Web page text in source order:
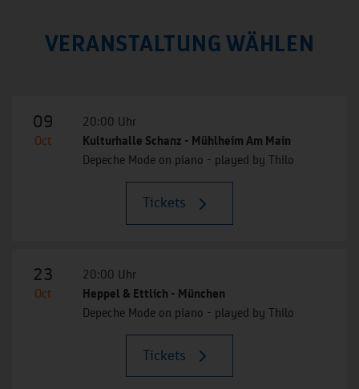
VERANSTALTUNG WÄHLEN
09
Oct
20:00 Uhr
Kulturhalle Schanz - Mühlheim Am Main
Depeche Mode on piano - played by Thilo
Tickets
23
Oct
20:00 Uhr
Heppel & Ettlich - München
Depeche Mode on piano - played by Thilo
Tickets